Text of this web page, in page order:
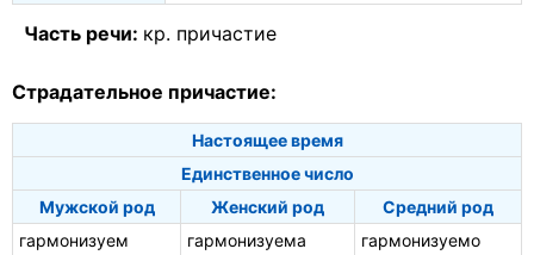
Часть речи: кр. причастие
Страдательное причастие:
Настоящее время
Единственное число
Мужской род
Женский род
Средний род
гармонизуем
гармонизуема
гармонизуемо